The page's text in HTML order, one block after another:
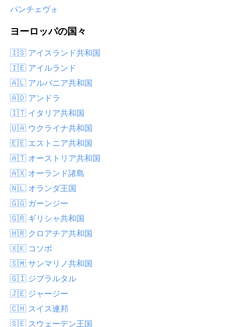
パンチェヴォ
ヨーロッパの国々
🇮🇸 アイスランド共和国
🇮🇪 アイルランド
🇦🇱 アルバニア共和国
🇦🇩 アンドラ
🇮🇹 イタリア共和国
🇺🇦 ウクライナ共和国
🇪🇪 エストニア共和国
🇦🇹 オーストリア共和国
🇦🇽 オーランド諸島
🇳🇱 オランダ王国
🇬🇬 ガーンジー
🇬🇷 ギリシャ共和国
🇭🇷 クロアチア共和国
🇽🇰 コソボ
🇸🇲 サンマリノ共和国
🇬🇮 ジブラルタル
🇯🇪 ジャージー
🇨🇭 スイス連邦
🇸🇪 スウェーデン王国